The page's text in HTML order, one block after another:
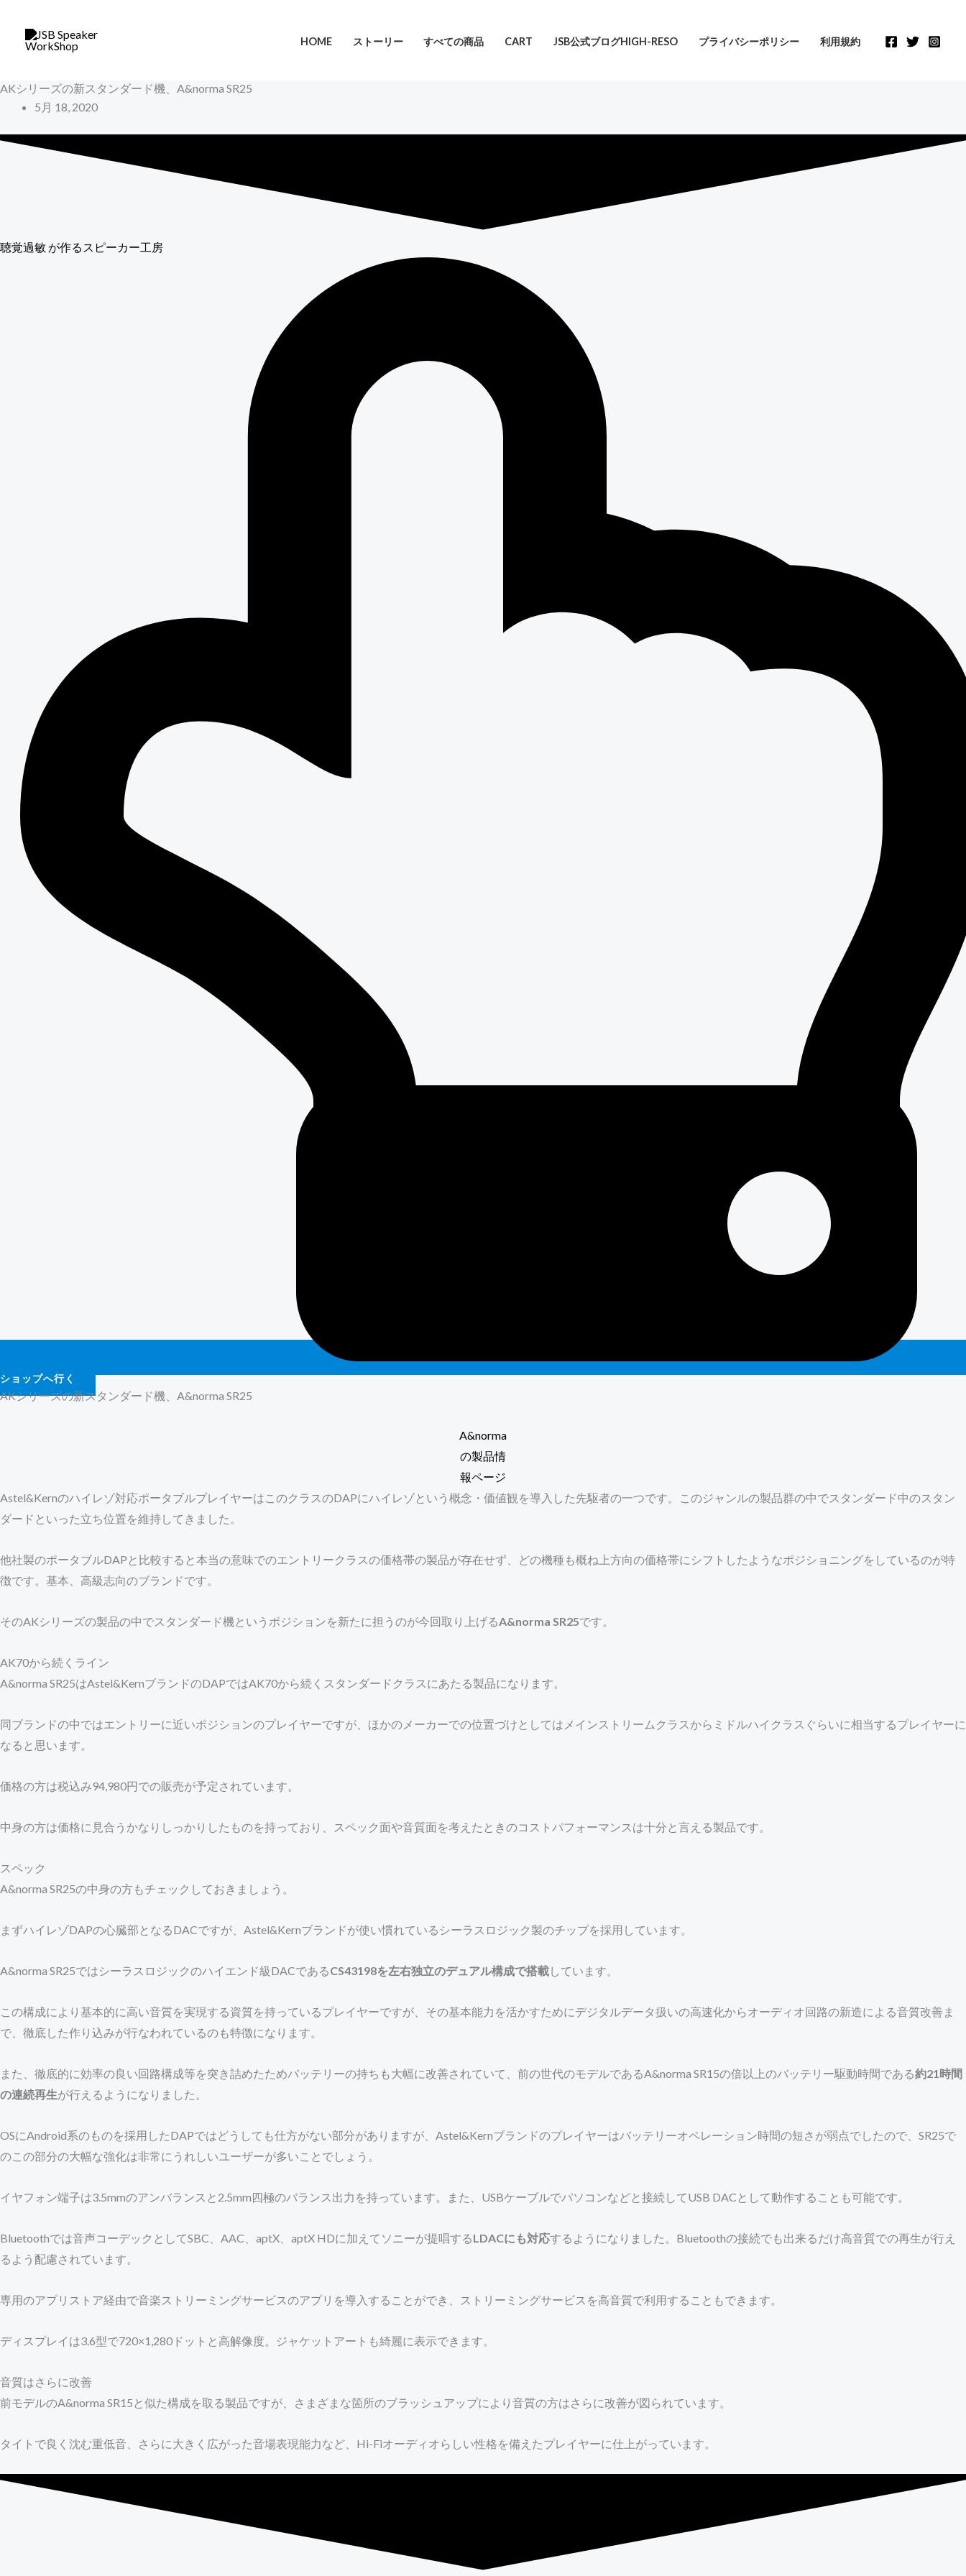
キ
プ
HOME ストーリー すべての商品 CART JSB公式ブログHIGH-RESO プライバシーポリシー 利用規約
AKシリーズの新スタンダード機、A&norma SR25
5月 18, 2020
聴覚過敏 が作るスピーカー工房
ショップへ行く
AKシリーズの新スタンダード機、A&norma SR25
A&norma
の製品情
報ページ
Astel&Kernのハイレゾ対応ポータブルプレイヤーはこのクラスのDAPにハイレゾという概念・価値観を導入した先駆者の一つです。このジャンルの製品群の中でスタンダード中のスタン
ダードといった立ち位置を維持してきました。
他社製のポータブルDAPと比較すると本当の意味でのエントリークラスの価格帯の製品が存在せず、どの機種も概ね上方向の価格帯にシフトしたようなポジショニングをしているのが特
徴です。基本、高級志向のブランドです。
そのAKシリーズの製品の中でスタンダード機というポジションを新たに担うのが今回取り上げるA&norma SR25です。
AK70から続くライン
A&norma SR25はAstel&KernブランドのDAPではAK70から続くスタンダードクラスにあたる製品になります。
同ブランドの中ではエントリーに近いポジションのプレイヤーですが、ほかのメーカーでの位置づけとしてはメインストリームクラスからミドルハイクラスぐらいに相当するプレイヤーに
なると思います。
価格の方は税込み94,980円での販売が予定されています。
中身の方は価格に見合うかなりしっかりしたものを持っており、スペック面や音質面を考えたときのコストパフォーマンスは十分と言える製品です。
スペック
A&norma SR25の中身の方もチェックしておきましょう。
まずハイレゾDAPの心臓部となるDACですが、Astel&Kernブランドが使い慣れているシーラスロジック製のチップを採用しています。
A&norma SR25ではシーラスロジックのハイエンド級DACであるCS43198を左右独立のデュアル構成で搭載しています。
この構成により基本的に高い音質を実現する資質を持っているプレイヤーですが、その基本能力を活かすためにデジタルデータ扱いの高速化からオーディオ回路の新造による音質改善ま
で、徹底した作り込みが行なわれているのも特徴になります。
また、徹底的に効率の良い回路構成等を突き詰めたためバッテリーの持ちも大幅に改善されていて、前の世代のモデルであるA&norma SR15の倍以上のバッテリー駆動時間である約21時間
の連続再生が行えるようになりました。
OSにAndroid系のものを採用したDAPではどうしても仕方がない部分がありますが、Astel&Kernブランドのプレイヤーはバッテリーオペレーション時間の短さが弱点でしたので、SR25で
のこの部分の大幅な強化は非常にうれしいユーザーが多いことでしょう。
イヤフォン端子は3.5mmのアンバランスと2.5mm四極のバランス出力を持っています。また、USBケーブルでパソコンなどと接続してUSB DACとして動作することも可能です。
Bluetoothでは音声コーデックとしてSBC、AAC、aptX、aptX HDに加えてソニーが提唱するLDACにも対応するようになりました。Bluetoothの接続でも出来るだけ高音質での再生が行え
るよう配慮されています。
専用のアプリストア経由で音楽ストリーミングサービスのアプリを導入することができ、ストリーミングサービスを高音質で利用することもできます。
ディスプレイは3.6型で720×1,280ドットと高解像度。ジャケットアートも綺麗に表示できます。
音質はさらに改善
前モデルのA&norma SR15と似た構成を取る製品ですが、さまざまな箇所のブラッシュアップにより音質の方はさらに改善が図られています。
タイトで良く沈む重低音、さらに大きく広がった音場表現能力など、Hi-Fiオーディオらしい性格を備えたプレイヤーに仕上がっています。